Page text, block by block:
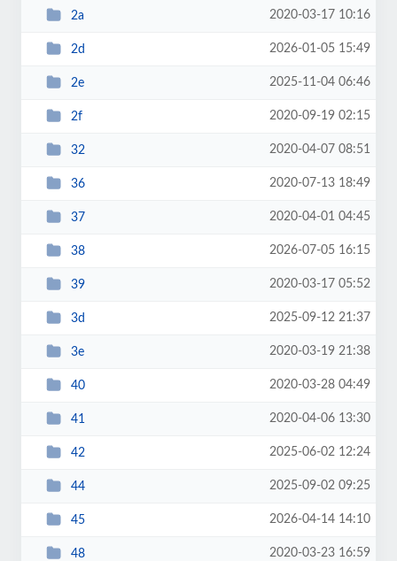
2a 2020-03-17 10:16
2d 2026-01-05 15:49
2e 2025-11-04 06:46
2f 2020-09-19 02:15
32 2020-04-07 08:51
36 2020-07-13 18:49
37 2020-04-01 04:45
38 2026-07-05 16:15
39 2020-03-17 05:52
3d 2025-09-12 21:37
3e 2020-03-19 21:38
40 2020-03-28 04:49
41 2020-04-06 13:30
42 2025-06-02 12:24
44 2025-09-02 09:25
45 2026-04-14 14:10
48 2020-03-23 16:59